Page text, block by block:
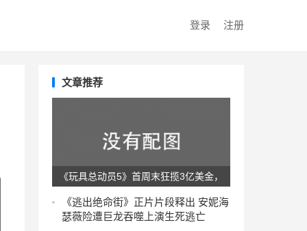
登录 注册
文章推荐
《玩具总动员5》首周末狂揽3亿美金，
全球票房势不可挡！
《逃出绝命街》正片片段释出 安妮海
瑟薇险遭巨龙吞噬上演生死逃亡